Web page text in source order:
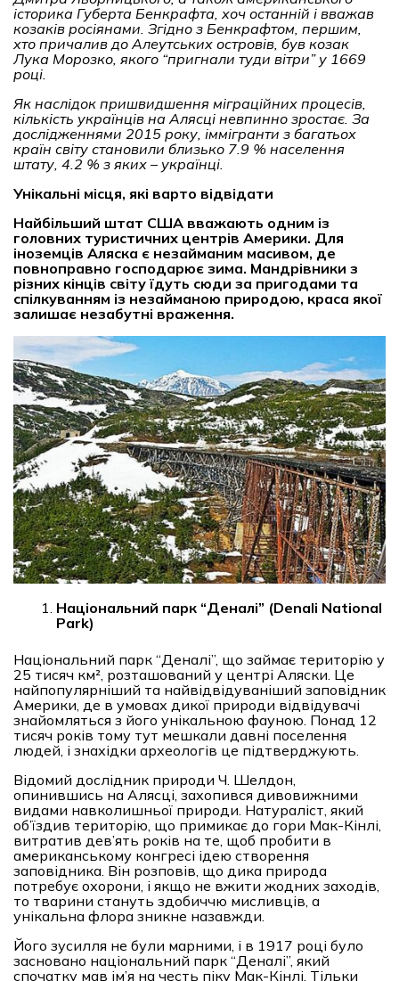
історика Губерта Бенкрафта, хоч останній і вважав
козаків росіянами. Згідно з Бенкрафтом, першим,
хто причалив до Алеутських островів, був козак
Лука Морозко, якого “пригнали туди вітри” у 1669
році.
Як наслідок пришвидшення міграційних процесів,
кількість українців на Алясці невпинно зростає. За
дослідженнями 2015 року, іммігранти з багатьох
країн світу становили близько 7.9 % населення
штату, 4.2 % з яких – українці.
Унікальні місця, які варто відвідати
Найбільший штат США вважають одним із
головних туристичних центрів Америки. Для
іноземців Аляска є незайманим масивом, де
повноправно господарює зима. Мандрівники з
різних кінців світу їдуть сюди за пригодами та
спілкуванням із незайманою природою, краса якої
залишає незабутні враження.
Національний парк “Деналі” (Denali National
Park)
Національний парк “Деналі”, що займає територію у
25 тисяч км², розташований у центрі Аляски. Це
найпопулярніший та найвідвідуваніший заповідник
Америки, де в умовах дикої природи відвідувачі
знайомляться з його унікальною фауною. Понад 12
тисяч років тому тут мешкали давні поселення
людей, і знахідки археологів це підтверджують.
Відомий дослідник природи Ч. Шелдон,
опинившись на Алясці, захопився дивовижними
видами навколишньої природи. Натураліст, який
об’їздив територію, що примикає до гори Мак-Кінлі,
витратив дев’ять років на те, щоб пробити в
американському конгресі ідею створення
заповідника. Він розповів, що дика природа
потребує охорони, і якщо не вжити жодних заходів,
то тварини стануть здобиччю мисливців, а
унікальна флора зникне назавжди.
Його зусилля не були марними, і в 1917 році було
засновано національний парк “Деналі”, який
спочатку мав ім’я на честь піку Мак-Кінлі. Тільки